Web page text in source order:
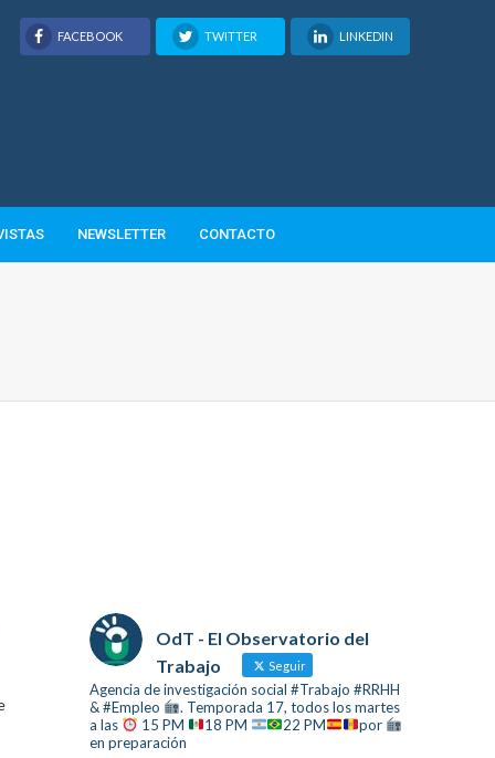
FACEBOOK TWITTER LINKEDIN
NEWSLETTER CONTACTO
OdT - El Observatorio del
Trabajo
Seguir
Agencia de investigación social #Trabajo #RRHH
& #Empleo
. Temporada 17, todos los martes
a las
15 PM 18 PM 22 PM
por
en preparación